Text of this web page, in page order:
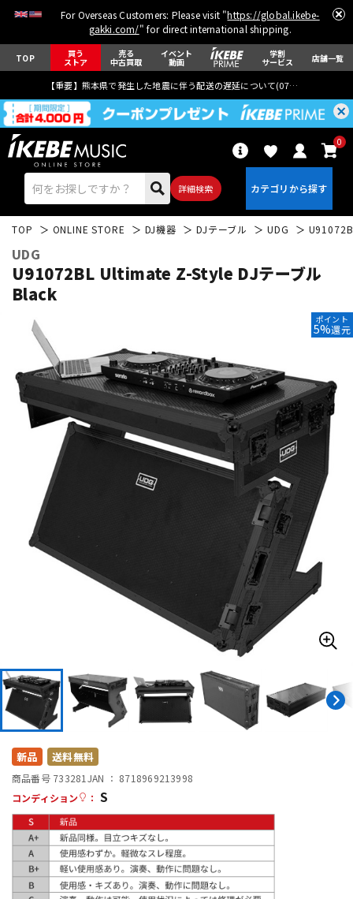
For Overseas Customers: Please visit "https://global.ikebe-
gakki.com/" for direct international shipping.
TOP 買う
ストア
売る
中古買取
イベント
動画
学割
サービス 店舗一覧
【重要】熊本県で発生した地震に伴う配送の遅延について(07月29日
詳細検索
0
ベース ウクレレ
ドラム パーカッション
電子ピアノ
その他楽器
エフェクター
DTM
DTM オンライン納品 レコーディング機器
配信/ライブ機器
中古 ヴィンテージ
TOP ONLINE STORE DJ機器 DJテーブル UDG
UDG
U91072BL Ultimate Z-Style DJテーブル
Black
ポイント
5%還元
新品 送料無料
商品番号 733281 JAN ： 8718969213998
コンディション
： S